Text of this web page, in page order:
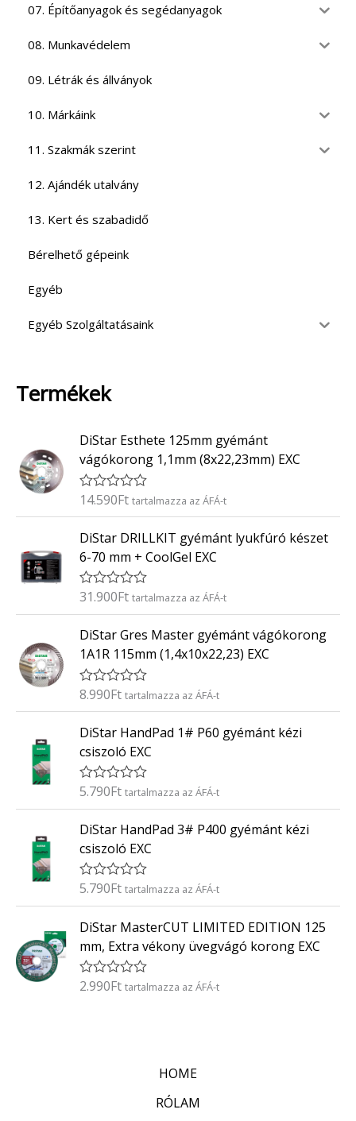
07. Építőanyagok és segédanyagok
08. Munkavédelem
09. Létrák és állványok
10. Márkáink
11. Szakmák szerint
12. Ajándék utalvány
13. Kert és szabadidő
Bérelhető gépeink
Egyéb
Egyéb Szolgáltatásaink
Termékek
DiStar Esthete 125mm gyémánt
vágókorong 1,1mm (8x22,23mm) EXC
É
é
k
e
l
s
:
/
5
14.590Ft tartalmazza az ÁFÁ-t
DiStar DRILLKIT gyémánt lyukfúró készet
6-70 mm + CoolGel EXC
É
é
k
e
l
é
s
:
/
5
31.900Ft tartalmazza az ÁFÁ-t
DiStar Gres Master gyémánt vágókorong
1A1R 115mm (1,4x10x22,23) EXC
É
é
e
l
é
s
:
/
5
8.990Ft tartalmazza az ÁFÁ-t
DiStar HandPad 1# P60 gyémánt kézi
csiszoló EXC
É
é
e
l
s
:
/
5
5.790Ft tartalmazza az ÁFÁ-t
DiStar HandPad 3# P400 gyémánt kézi
csiszoló EXC
É
é
e
l
é
s
5.790Ft tartalmazza az ÁFÁ-t
DiStar MasterCUT LIMITED EDITION 125
mm, Extra vékony üvegvágó korong EXC
É
2.990Ft tartalmazza az ÁFÁ-t
HOME
RÓLAM